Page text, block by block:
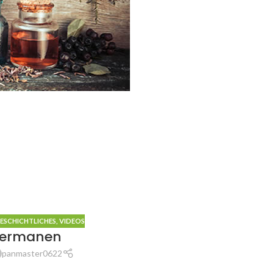
VIDEOS
panmaster0622